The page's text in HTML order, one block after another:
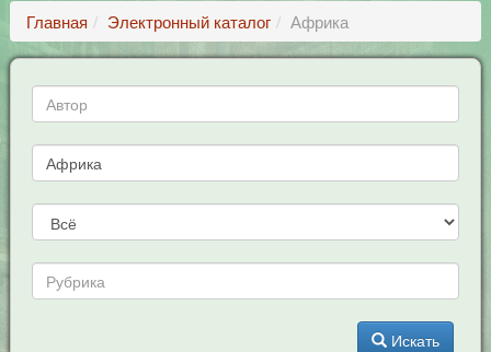
Главная Электронный каталог Африка
Искать